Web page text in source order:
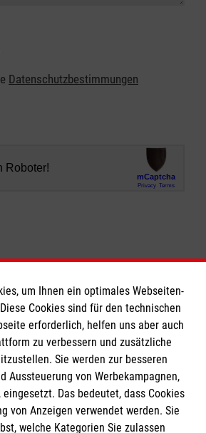
Datenschutzbestimmungen
um Ihnen ein optimales Webseiten-
Cookies sind für den technischen
erforderlich, helfen uns aber auch
zu verbessern und zusätzliche
Sie werden zur besseren
Aussteuerung von Werbekampagnen,
eingesetzt. Das bedeutet, dass Cookies
von Anzeigen verwendet werden. Sie
welche Kategorien Sie zulassen